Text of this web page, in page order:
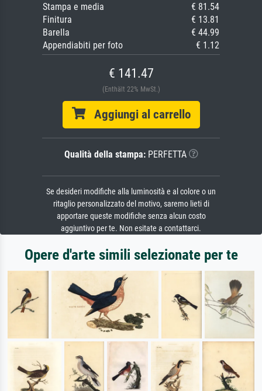
Stampa e media
€ 81.54
Finitura
€ 13.81
Barella
€ 44.99
Appendiabiti per foto
€ 1.12
€ 141.47
(Enthält 22% MwSt.)
Aggiungi al carrello
Qualità della stampa:PERFETTA
Se desideri modifiche alla luminosità e al colore o un
ritaglio personalizzato del motivo, saremo lieti di
apportare queste modifiche senza alcun costo
aggiuntivo per te. Non esitate a contattarci.
Opere d'arte simili selezionate per te